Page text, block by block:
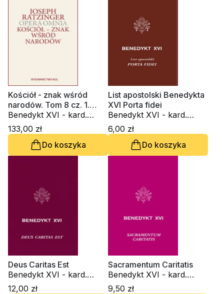
Kościół - znak wśród
narodów. Tom 8 cz. 1.
Opera omnia
Benedykt XVI - kard.
Joseph Ratzinger
133,00 zł
Do koszyka
List apostolski Benedykta
XVI Porta fidei
Benedykt XVI - kard.
Joseph Ratzinger
6,00 zł
Do koszyka
Deus Caritas Est
Benedykt XVI - kard.
Joseph Ratzinger
12,00 zł
Sacramentum Caritatis
Benedykt XVI - kard.
Joseph Ratzinger
9,50 zł